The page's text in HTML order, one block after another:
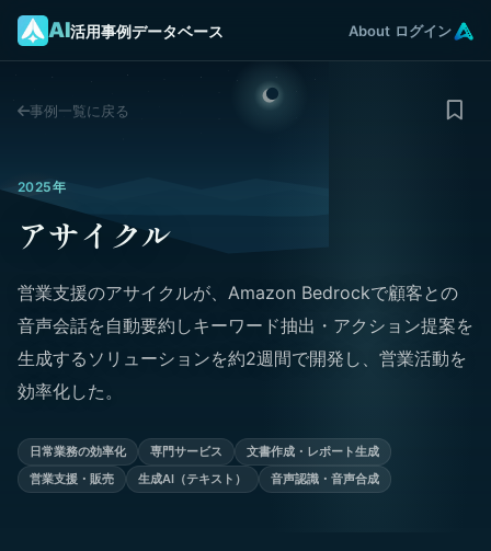
AI活用事例データベース About ログイン
事例一覧に戻る
2025年
アサイクル
営業支援のアサイクルが、Amazon Bedrockで顧客との
音声会話を自動要約しキーワード抽出・アクション提案を
生成するソリューションを約2週間で開発し、営業活動を
効率化した。
日常業務の効率化 専門サービス
文書作成・レポート生成
営業支援・販売
生成AI（テキスト） 音声認識・音声合成